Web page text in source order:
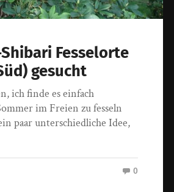
Fesselorte
gesucht
ich finde es einfach
im Freien zu fesseln
paar unterschiedliche Idee,
0